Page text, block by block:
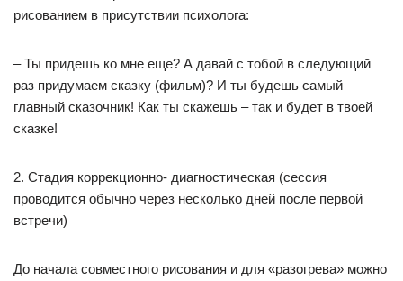
рисованием в присутствии психолога:
– Ты придешь ко мне еще? А давай с тобой в следующий
раз придумаем сказку (фильм)? И ты будешь самый
главный сказочник! Как ты скажешь – так и будет в твоей
сказке!
2. Стадия коррекционно- диагностическая (сессия
проводится обычно через несколько дней после первой
встречи)
До начала совместного рисования и для «разогрева» можно